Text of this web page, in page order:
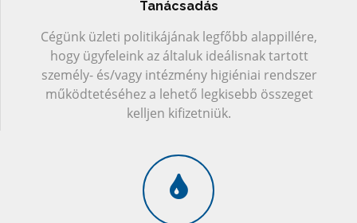
Tanácsadás
Cégünk üzleti politikájának legfőbb alappillére,
hogy ügyfeleink az általuk ideálisnak tartott
személy- és/vagy intézmény higiéniai rendszer
működtetéséhez a lehető legkisebb összeget
kelljen kifizetniük.